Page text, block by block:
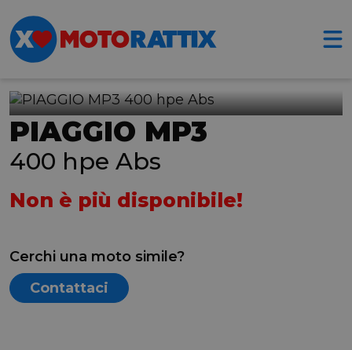
PIAGGIO MP3
400 hpe Abs
Non è più disponibile!
Cerchi una moto simile?
Contattaci